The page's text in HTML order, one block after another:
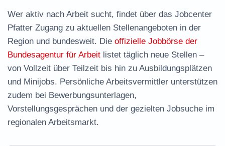
Wer aktiv nach Arbeit sucht, findet über das Jobcenter
Pfatter Zugang zu aktuellen Stellenangeboten in der
Region und bundesweit. Die offizielle Jobbörse der
Bundesagentur für Arbeit listet täglich neue Stellen –
von Vollzeit über Teilzeit bis hin zu Ausbildungsplätzen
und Minijobs. Persönliche Arbeitsvermittler unterstützen
zudem bei Bewerbungsunterlagen,
Vorstellungsgesprächen und der gezielten Jobsuche im
regionalen Arbeitsmarkt.